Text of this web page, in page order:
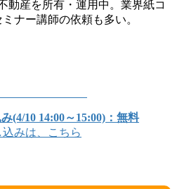
動産を所有・運用中。業界紙コ
ナー講師の依頼も多い。
(4/10 14:00～15:00)：無料